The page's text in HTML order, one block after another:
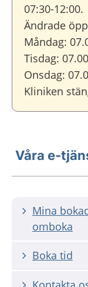
07:30-12:00.
Ändrade
Måndag:
Tisdag:
Onsdag:
Kliniken
Våra e-
Mina
omboka
Boka tid